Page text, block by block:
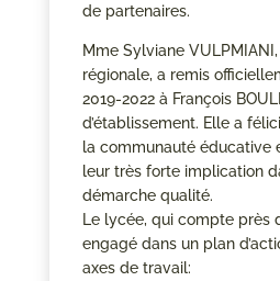
de partenaires.
Mme Sylviane
régionale, a remis
2019-2022 à François
d’établissement. Elle a
la communauté éducative
leur très forte implication
démarche qualité.
Le lycée, qui compte près
engagé dans un plan
axes de travail: